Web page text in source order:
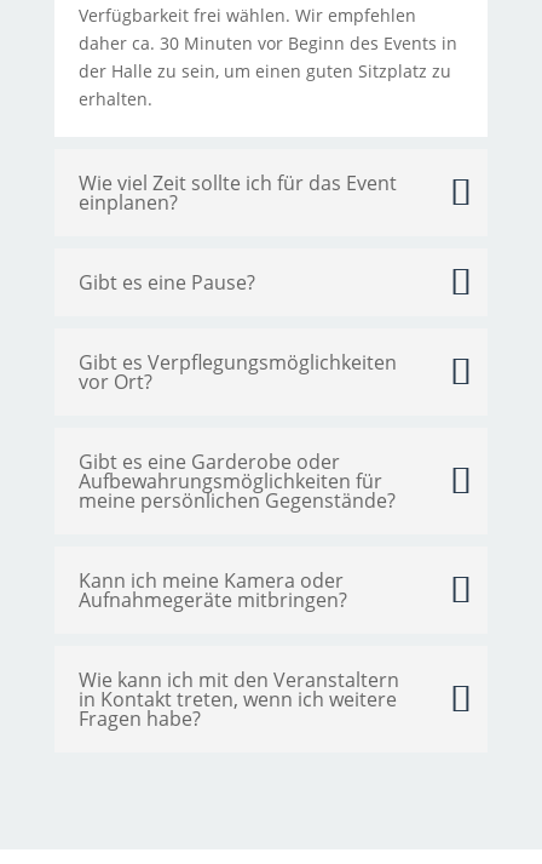
Verfügbarkeit frei wählen. Wir empfehlen
daher ca. 30 Minuten vor Beginn des Events in
der Halle zu sein, um einen guten Sitzplatz zu
erhalten.
Wie viel Zeit sollte ich für das Event
einplanen?
Gibt es eine Pause?
Gibt es Verpflegungsmöglichkeiten
vor Ort?
Gibt es eine Garderobe oder
Aufbewahrungsmöglichkeiten für
meine persönlichen Gegenstände?
Kann ich meine Kamera oder
Aufnahmegeräte mitbringen?
Wie kann ich mit den Veranstaltern
in Kontakt treten, wenn ich weitere
Fragen habe?